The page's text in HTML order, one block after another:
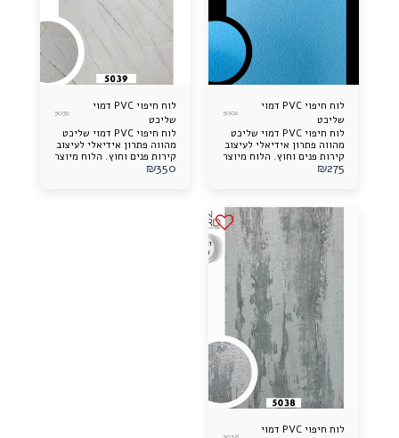
לוח חיפוי PVC דמוי
שליכט
5002
לוח חיפוי PVC דמוי שליכט
מהווה פתרון אידיאלי לעיצוב
קירות פנים וחוץ. הלוח מיוצר
מחומר איכותי ועמיד,
וגמישות. מתאים לשימוש
במגוון יישומים ומספק
עמידות מעולה לתנאי מזג
האוויר ולשחיקה לאורך זמן.
פתרון מושלם לשדרוג עיצוב
הבית והעסק בצורה אסטתית
ופרקטית.
₪275
לוח חיפוי PVC דמוי
שליכט
5039
לוח חיפוי PVC דמוי שליכט
מהווה פתרון אידיאלי לעיצוב
קירות פנים וחוץ. הלוח מיוצר
מחומר איכותי ועמיד,
₪350
לוח חיפוי PVC דמוי